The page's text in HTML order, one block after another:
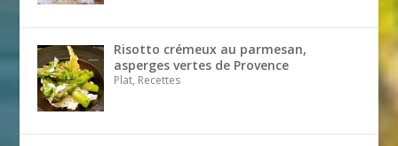
Risotto crémeux au parmesan,
asperges vertes de Provence
Plat, Recettes